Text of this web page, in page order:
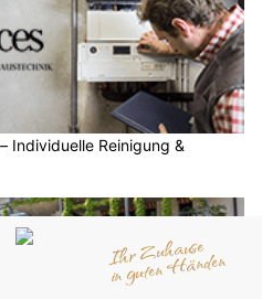
Individuelle Reinigung &